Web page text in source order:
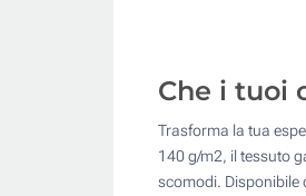
Che i tuoi
Trasforma la tua
140 g/m2, il tessuto
scomodi. Disponibile